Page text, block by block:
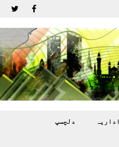
اداريہ دلچسپ